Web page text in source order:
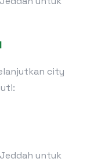
city
untuk